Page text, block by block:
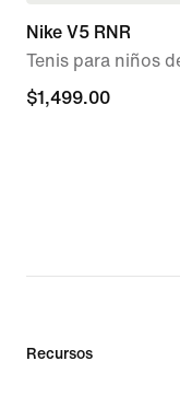
Nike V5 RNR
Tenis para niños
$1,499.00
$1,499.00
Recursos